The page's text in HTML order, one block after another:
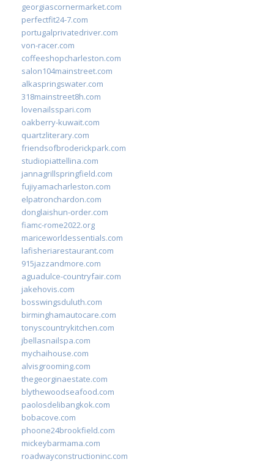
georgiascornermarket.com
perfectfit24-7.com
portugalprivatedriver.com
von-racer.com
coffeeshopcharleston.com
salon104mainstreet.com
alkaspringswater.com
318mainstreet8h.com
lovenailsspari.com
oakberry-kuwait.com
quartzliterary.com
friendsofbroderickpark.com
studiopiattellina.com
jannagrillspringfield.com
fujiyamacharleston.com
elpatronchardon.com
donglaishun-order.com
fiamc-rome2022.org
mariceworldessentials.com
lafisheriarestaurant.com
915jazzandmore.com
aguadulce-countryfair.com
jakehovis.com
bosswingsduluth.com
birminghamautocare.com
tonyscountrykitchen.com
jbellasnailspa.com
mychaihouse.com
alvisgrooming.com
thegeorginaestate.com
blythewoodseafood.com
paolosdelibangkok.com
bobacove.com
phoone24brookfield.com
mickeybarmama.com
roadwayconstructioninc.com